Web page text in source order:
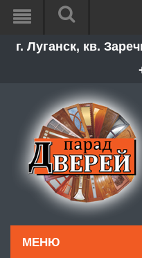
г. Луганск, кв.
МЕНЮ